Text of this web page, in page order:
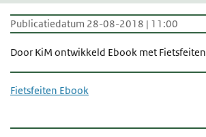
Publicatiedatum 28-08-2018 | 11:00
Door KiM ontwikkeld Ebook met Fietsfeiten
Fietsfeiten Ebook